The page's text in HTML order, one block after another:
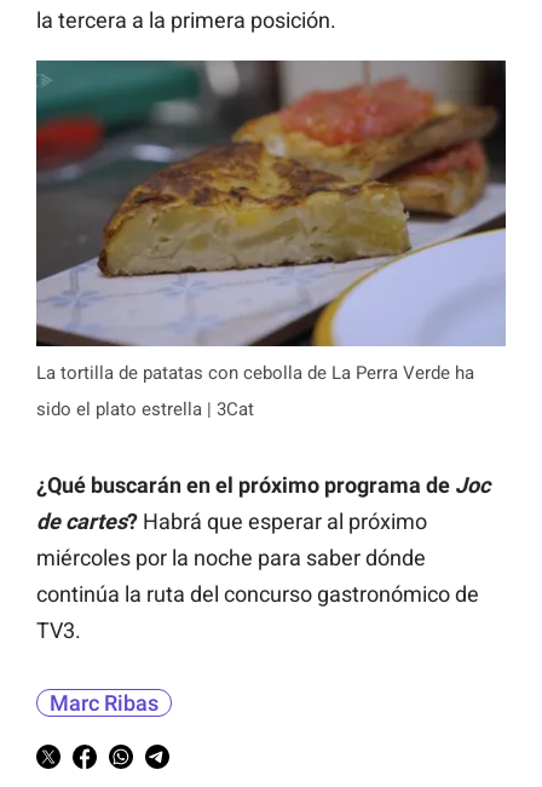
la tercera a la primera posición.
La tortilla de patatas con cebolla de La Perra Verde ha
sido el plato estrella | 3Cat
¿Qué buscarán en el próximo programa de Joc
de cartes? Habrá que esperar al próximo
miércoles por la noche para saber dónde
continúa la ruta del concurso gastronómico de
TV3.
Marc Ribas